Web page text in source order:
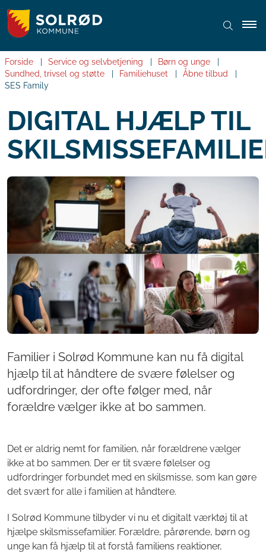
Forside Service og selvbetjening
Børn og unge
Sundhed, trivsel og støtte
Familiehuset
Åbne tilbud
SES Family
DIGITAL HJÆLP TIL
Familier i Solrød Kommune kan nu få digital
hjælp til at håndtere de svære følelser og
udfordringer, der ofte følger med, når
forældre vælger ikke at bo sammen.
Det er aldrig nemt for familien, når forældrene vælger
ikke at bo sammen. Der er tit svære følelser og
udfordringer forbundet med en skilsmisse, som kan gøre
det svært for alle i familien at håndtere.
I Solrød Kommune tilbyder vi nu et digitalt værktøj til at
hjælpe skilsmissefamilier. Forældre, pårørende, børn og
unge kan få hjælp til at forstå familiens reaktioner,